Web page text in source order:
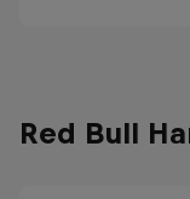
Red Bull